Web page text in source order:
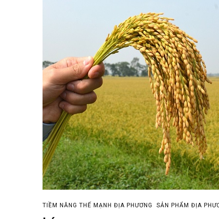
TIỀM NĂNG THẾ MẠNH ĐỊA PHƯƠNG SẢN PHẨM ĐỊA